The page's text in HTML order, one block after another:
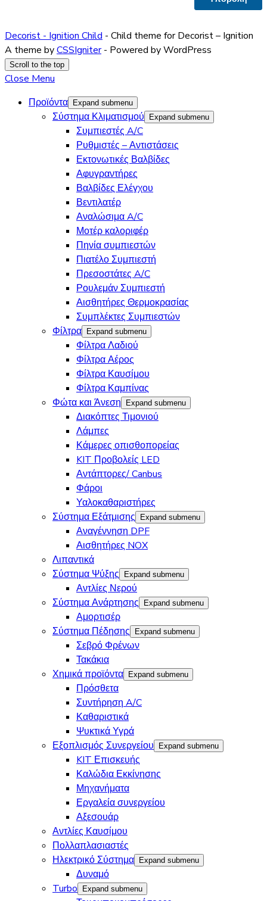
Decorist - Ignition Child - Child theme for Decorist – Ignition
A theme byCSSIgniter- Powered by WordPress
Scroll to the top
Close Menu
Προϊόντα
Expand submenu
Σύστημα Κλιματισμού Expand submenu
Συμπιεστές A/C
Ρυθμιστές – Αντιστάσεις
Εκτονωτικές Βαλβίδες
Αφυγραντήρες
Βαλβίδες Ελέγχου
Βεντιλατέρ
Αναλώσιμα A/C
Μοτέρ καλοριφέρ
Πηνία συμπιεστών
Πιατέλο Συμπιεστή
Πρεσοστάτες A/C
Ρουλεμάν Συμπιεστή
Αισθητήρες Θερμοκρασίας
Συμπλέκτες Συμπιεστών
Φίλτρα
Expand submenu
Φίλτρα Λαδιού
Φίλτρα Αέρος
Φίλτρα Καυσίμου
Φίλτρα Καμπίνας
Φώτα και Άνεση
Expand submenu
Διακόπτες Τιμονιού
Λάμπες
Κάμερες οπισθοπορείας
KIT Προβολείς LED
Αντάπτορες/ Canbus
Φάροι
Υαλοκαθαριστήρες
Σύστημα Εξάτμισης
Expand submenu
Αναγέννηση DPF
Αισθητήρες NOX
Λιπαντικά
Σύστημα Ψύξης
Expand submenu
Αντλίες Νερού
Σύστημα Ανάρτησης
Expand submenu
Αμορτισέρ
Σύστημα Πέδησης
Expand submenu
Σεβρό Φρένων
Τακάκια
Χημικά προϊόντα
Expand submenu
Πρόσθετα
Συντήρηση A/C
Καθαριστικά
Ψυκτικά Υγρά
Εξοπλισμός Συνεργείου
Expand submenu
KIT Επισκευής
Καλώδια Εκκίνησης
Μηχανήματα
Εργαλεία συνεργείου
Αξεσουάρ
Αντλίες Καυσίμου
Πολλαπλασιαστές
Ηλεκτρικό Σύστημα
Expand submenu
Δυναμό
Turbo
Expand submenu